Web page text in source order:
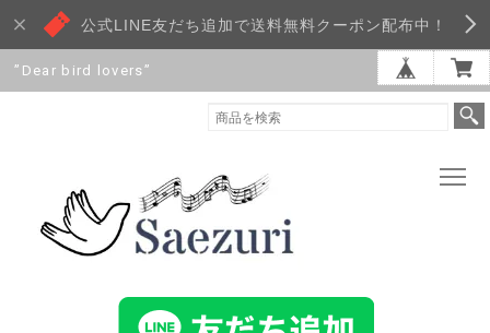
公式LINE友だち追加で送料無料クーポン配布中！
”Dear bird lovers”